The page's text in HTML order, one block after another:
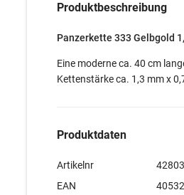
Produktbeschreibung
Panzerkette 333 Gelbgold
Eine moderne ca. 40 cm
Kettenstärke ca. 1,3 mm x
Produktdaten
Artikelnr
42803
EAN